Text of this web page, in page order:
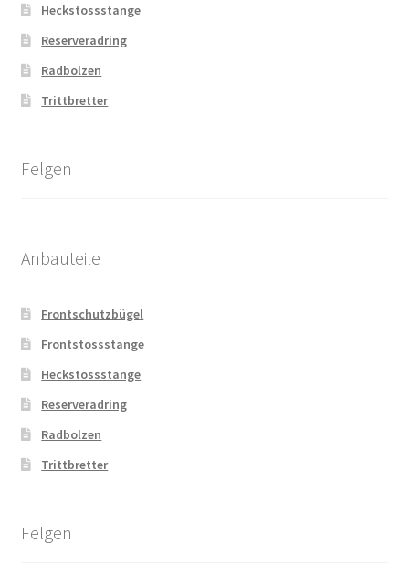
Heckstossstange
Reserveradring
Radbolzen
Trittbretter
Felgen
Anbauteile
Frontschutzbügel
Frontstossstange
Heckstossstange
Reserveradring
Radbolzen
Trittbretter
Felgen